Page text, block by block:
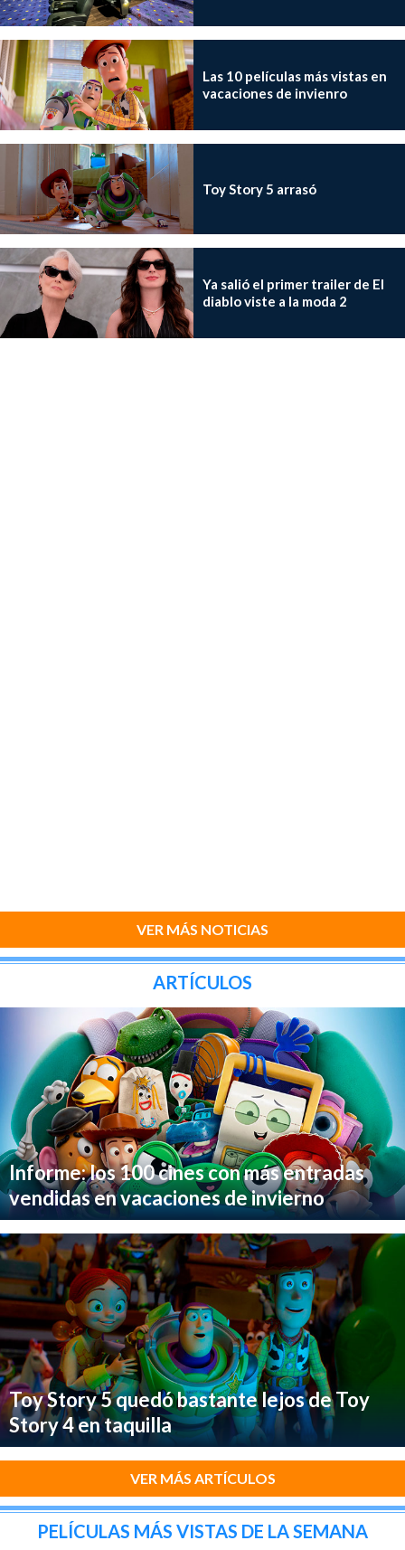
Las 10 películas más vistas en
vacaciones de invienro
Toy Story 5 arrasó
Ya salió el primer trailer de El
diablo viste a la moda 2
VER MÁS NOTICIAS
ARTÍCULOS
Informe: los 100 cines con más entradas
vendidas en vacaciones de invierno
Toy Story 5 quedó bastante lejos de Toy
Story 4 en taquilla
VER MÁS ARTÍCULOS
PELÍCULAS MÁS VISTAS DE LA SEMANA